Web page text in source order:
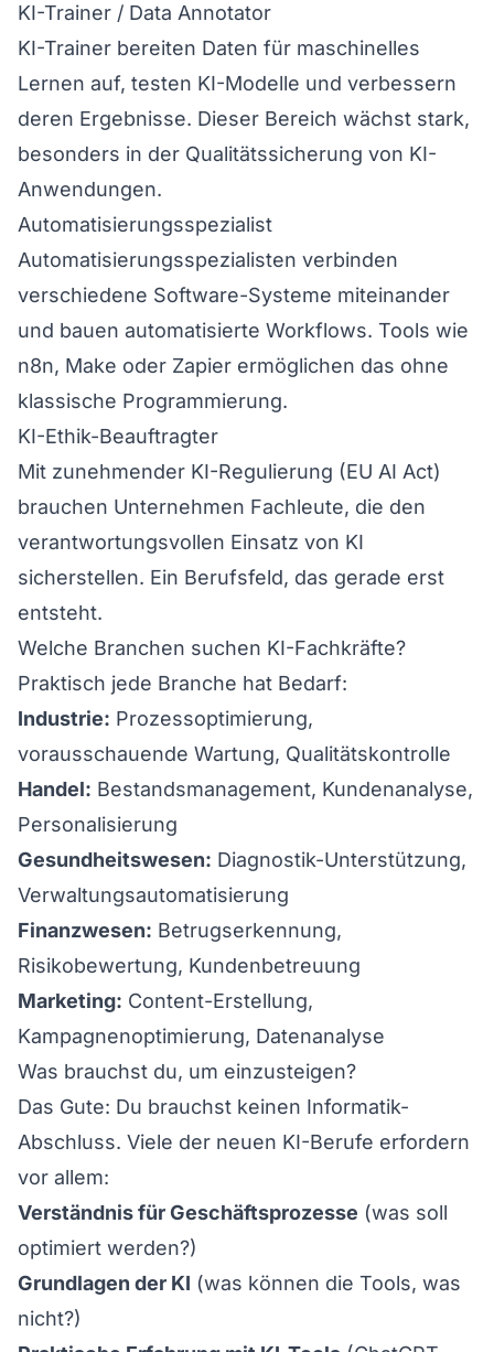
KI-Trainer / Data Annotator
KI-Trainer bereiten Daten für maschinelles
Lernen auf, testen KI-Modelle und verbessern
deren Ergebnisse. Dieser Bereich wächst stark,
besonders in der Qualitätssicherung von KI-
Anwendungen.
Automatisierungsspezialist
Automatisierungsspezialisten verbinden
verschiedene Software-Systeme miteinander
und bauen automatisierte Workflows. Tools wie
n8n, Make oder Zapier ermöglichen das ohne
klassische Programmierung.
KI-Ethik-Beauftragter
Mit zunehmender KI-Regulierung (EU AI Act)
brauchen Unternehmen Fachleute, die den
verantwortungsvollen Einsatz von KI
sicherstellen. Ein Berufsfeld, das gerade erst
entsteht.
Welche Branchen suchen KI-Fachkräfte?
Praktisch jede Branche hat Bedarf:
Industrie: Prozessoptimierung,
vorausschauende Wartung, Qualitätskontrolle
Handel: Bestandsmanagement, Kundenanalyse,
Personalisierung
Gesundheitswesen: Diagnostik-Unterstützung,
Verwaltungsautomatisierung
Finanzwesen: Betrugserkennung,
Risikobewertung, Kundenbetreuung
Marketing: Content-Erstellung,
Kampagnenoptimierung, Datenanalyse
Was brauchst du, um einzusteigen?
Das Gute: Du brauchst keinen Informatik-
Abschluss. Viele der neuen KI-Berufe erfordern
vor allem:
Verständnis für Geschäftsprozesse (was soll
optimiert werden?)
Grundlagen der KI (was können die Tools, was
nicht?)